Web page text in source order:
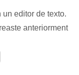
editor de texto.
anteriorment